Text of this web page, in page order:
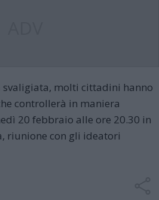
svaligiata, molti cittadini hanno
controllerà in maniera
20 febbraio alle ore 20.30 in
riunione con gli ideatori